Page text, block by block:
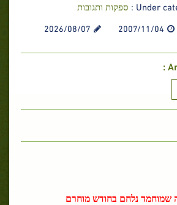
Under ספקות ותגובות
2007/11/04
2026/08/07
שמוחמד נלחם בחודש מוחרם